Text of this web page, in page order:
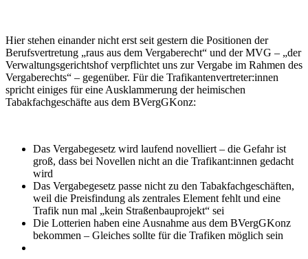
Hier stehen einander nicht erst seit gestern die Positionen der
Berufsvertretung „raus aus dem Vergaberecht“ und der MVG – „der
Verwaltungsgerichtshof verpflichtet uns zur Vergabe im Rahmen des
Vergaberechts“ – gegenüber. Für die Trafikantenvertreter:innen
spricht einiges für eine Ausklammerung der heimischen
Tabakfachgeschäfte aus dem BVergGKonz:
Das Vergabegesetz wird laufend novelliert – die Gefahr ist
groß, dass bei Novellen nicht an die Trafikant:innen gedacht
wird
Das Vergabegesetz passe nicht zu den Tabakfachgeschäften,
weil die Preisfindung als zentrales Element fehlt und eine
Trafik nun mal „kein Straßenbauprojekt“ sei
Die Lotterien haben eine Ausnahme aus dem BVergGKonz
bekommen – Gleiches sollte für die Trafiken möglich sein